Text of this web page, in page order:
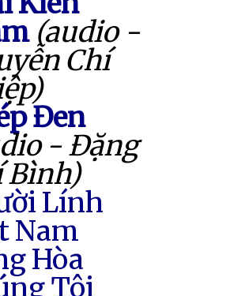
(audio -
Chí
Đen
- Đặng
Bình)
Lính
Nam
Hòa
Tôi